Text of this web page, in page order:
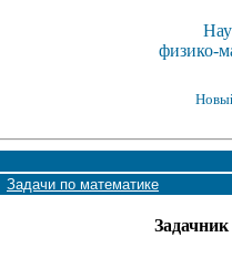
физико-
Задачи по математике